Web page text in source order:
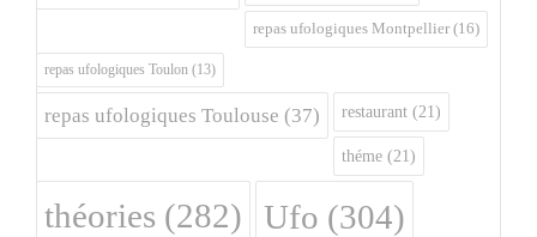
repas ufologiques Montpellier (16)
repas ufologiques Toulon (13)
repas ufologiques Toulouse (37) restaurant (21)
théme (21)
théories (282) Ufo (304)